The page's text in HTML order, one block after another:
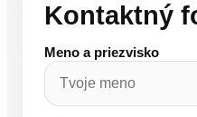
Kontaktný
Meno a priezvisko